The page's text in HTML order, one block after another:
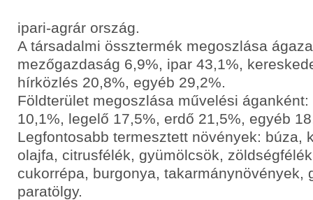
ipari-agrár ország.
A társadalmi össztermék megoszlása
mezőgazdaság 6,9%, ipar 43,1%,
hírközlés 20,8%, egyéb 29,2%.
Földterület megoszlása művelési
10,1%, legelő 17,5%, erdő 21,5%, egyéb
Legfontosabb termesztett növények: búza,
olajfa, citrusfélék, gyümölcsök,
cukorrépa, burgonya, takarmánynövények,
paratölgy.